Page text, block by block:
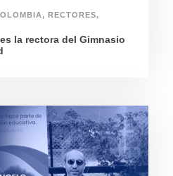
, RECTORES,
la rectora del Gimnasio